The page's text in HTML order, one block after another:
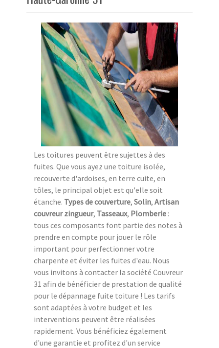
Les toitures peuvent être sujettes à des
fuites. Que vous ayez une toiture isolée,
recouverte d'ardoises, en terre cuite, en
tôles, le principal objet est qu'elle soit
étanche. Types de couverture, Solin, Artisan
couvreur zingueur, Tasseaux, Plomberie :
tous ces composants font partie des notes à
prendre en compte pour jouer le rôle
important pour perfectionner votre
charpente et éviter les fuites d'eau. Nous
vous invitons à contacter la société Couvreur
31 afin de bénéficier de prestation de qualité
pour le dépannage fuite toiture ! Les tarifs
sont adaptées à votre budget et les
interventions peuvent être réalisées
rapidement. Vous bénéficiez également
d'une garantie et profitez d'un service